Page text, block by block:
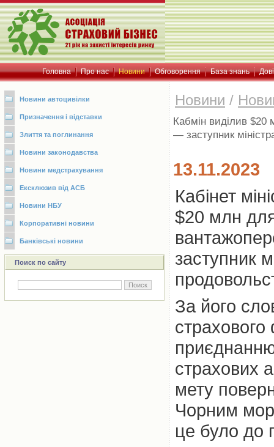
Головна Про нас Новини Обговорення База знань
Новини автоцивілки
Призначення і відставки
Злиття та поглинання
Новини законодавства
Новини медстрахування
Ексклюзив від АСБ
Новини НБУ
Корпоративні новини
Банківські новини
Поиск по сайту
Новини /
Кабмін виділив
— заступник
13.11.2023
Кабінет
$20 млн
заступник
За його
страхових
мету
Чорним
це було до